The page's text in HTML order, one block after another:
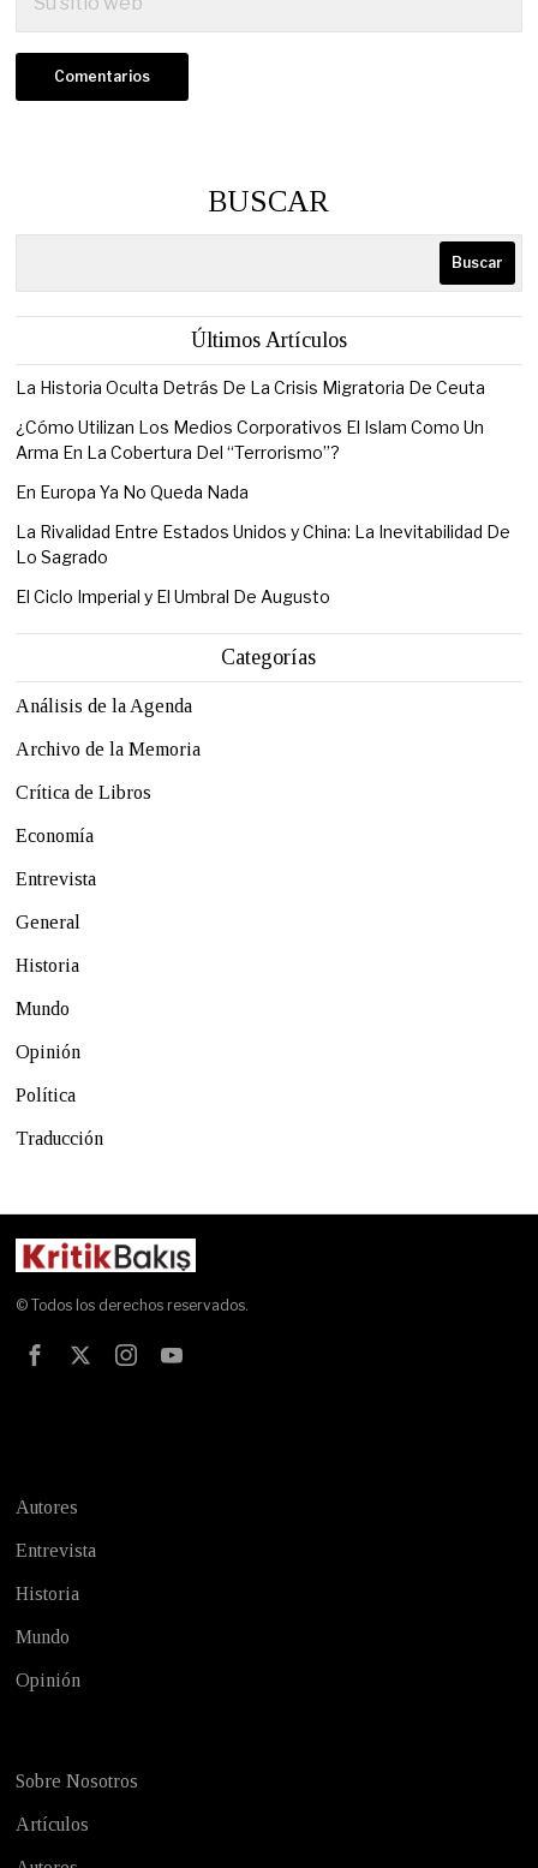
BUSCAR
Buscar
Últimos Artículos
La Historia Oculta Detrás De La Crisis Migratoria De Ceuta
¿Cómo Utilizan Los Medios Corporativos El Islam Como Un
Arma En La Cobertura Del “Terrorismo”?
En Europa Ya No Queda Nada
La Rivalidad Entre Estados Unidos y China: La Inevitabilidad De
Lo Sagrado
El Ciclo Imperial y El Umbral De Augusto
Categorías
Análisis de la Agenda
Archivo de la Memoria
Crítica de Libros
Economía
Entrevista
General
Historia
Mundo
Opinión
Política
Traducción
© Todos los derechos reservados.
Autores
Entrevista
Historia
Mundo
Opinión
Sobre Nosotros
Artículos